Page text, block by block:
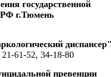
государственной
г.Тюмень
61-52, 34-18-80
превенции